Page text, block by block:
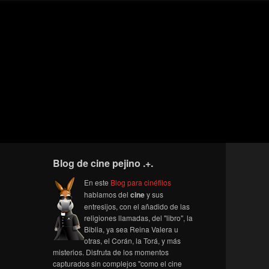
Blog de cine pejino .+.
En este Blog para cinéfilos
hablamos del ciney sus
entresijos, con el añadido de las
religiones llamadas, del "libro", la
Biblia, ya sea Reina Valera u
otras, el Corán, la Torá, y más
misterios. Disfruta de los momentos
capturados sin complejos "como el cine